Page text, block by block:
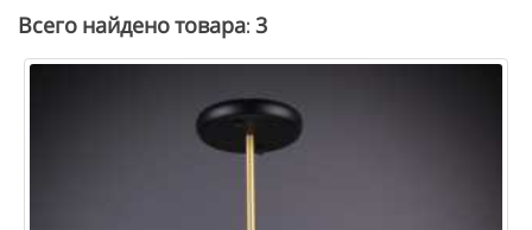
Всего найдено товара: 3